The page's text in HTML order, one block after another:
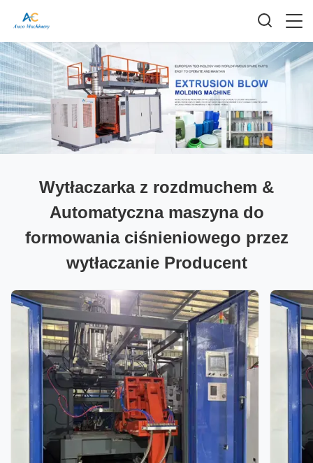
Wytłaczarka z rozdmuchem &
Automatyczna maszyna do
formowania ciśnieniowego przez
wytłaczanie Producent